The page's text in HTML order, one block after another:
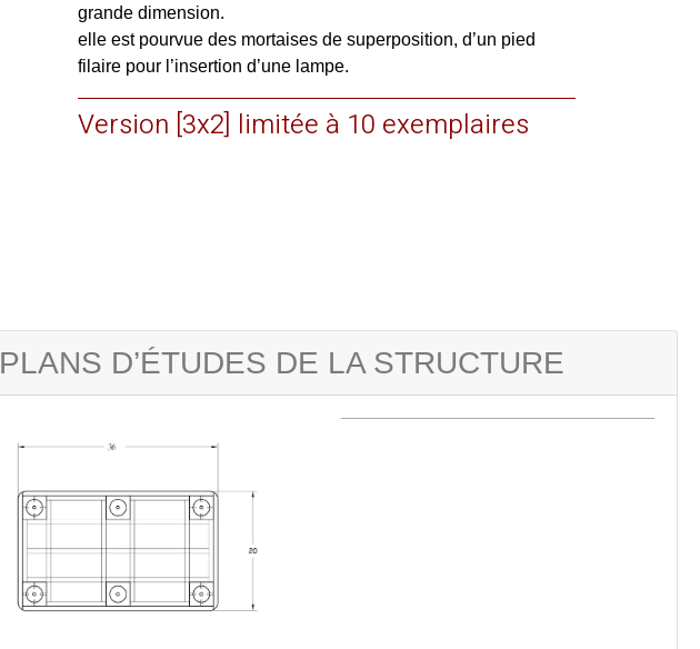
grande dimension.
elle est pourvue des mortaises de superposition, d’un pied
filaire pour l’insertion d’une lampe.
Version [3x2] limitée à 10 exemplaires
PLANS D’ÉTUDES DE LA STRUCTURE